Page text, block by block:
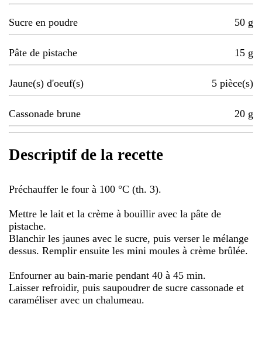
Sucre en poudre 50 g
Pâte de pistache 15 g
Jaune(s) d'oeuf(s) 5 pièce(s)
Cassonade brune 20 g
Descriptif de la recette
Préchauffer le four à 100 °C (th. 3).
Mettre le lait et la crème à bouillir avec la pâte de
pistache.
Blanchir les jaunes avec le sucre, puis verser le mélange
dessus. Remplir ensuite les mini moules à crème brûlée.
Enfourner au bain-marie pendant 40 à 45 min.
Laisser refroidir, puis saupoudrer de sucre cassonade et
caraméliser avec un chalumeau.